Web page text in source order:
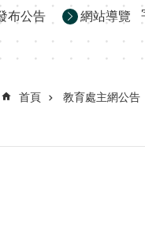
布公告 網站導覽
首頁 教育處主網公告